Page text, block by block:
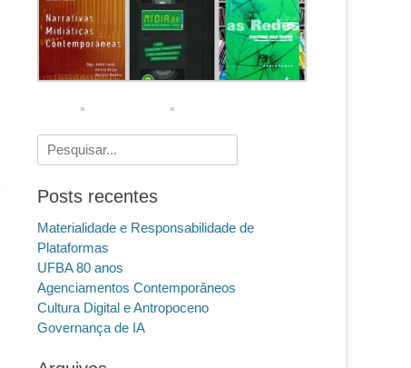
Pesquisar
por:
Posts recentes
Materialidade e Responsabilidade de
Plataformas
UFBA 80 anos
Agenciamentos Contemporâneos
Cultura Digital e Antropoceno
Governança de IA